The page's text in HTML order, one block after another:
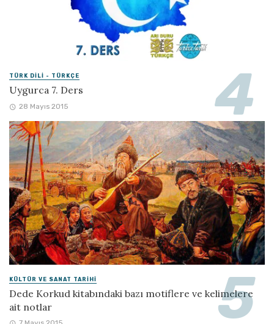
TÜRK DILI - TÜRKÇE
Uygurca 7. Ders
28 Mayıs 2015
KÜLTÜR VE SANAT TARIHI
Dede Korkud kitabındaki bazı motiflere ve kelimelere
ait notlar